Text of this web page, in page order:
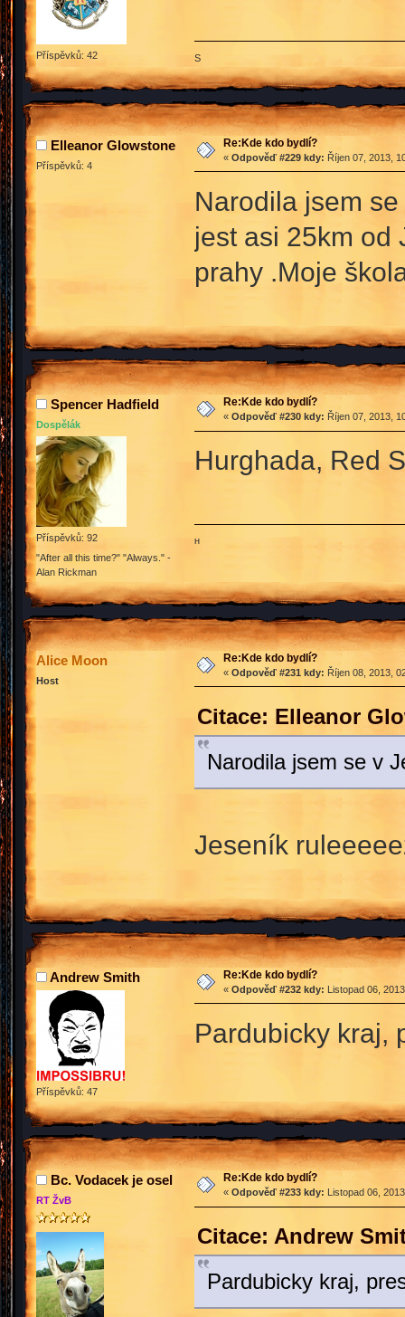
Příspěvků: 42 S
Elleanor Glowstone
Příspěvků: 4
Re:Kde kdo bydlí?
« Odpověď #229 kdy: Říjen 07, 2013,
Narodila jsem
jest asi 25km od
prahy .Moje
Spencer Hadfield
Dospělák
Příspěvků: 92
"After all this time?" "Always." -
Alan Rickman
Re:Kde kdo bydlí?
« Odpověď #230 kdy: Říjen 07, 2013,
Hurghada, Red
ʜ
Alice Moon
Host
Re:Kde kdo bydlí?
« Odpověď #231 kdy: Říjen 08, 2013,
Citace: Elleanor
Narodila jsem se v
Jeseník
Andrew Smith
Příspěvků: 47
Re:Kde kdo bydlí?
« Odpověď #232 kdy: Listopad 06,
Pardubicky kraj,
Bc. Vodacek je osel
RT ŽvB
Re:Kde kdo bydlí?
« Odpověď #233 kdy: Listopad 06,
Citace: Andrew
Pardubicky kraj,